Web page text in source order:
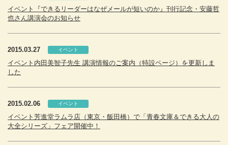
イベント『できるリーダーはなぜメールが短いのか』刊行記念・安藤哲
也さん講演会のお知らせ
2015.03.27 イベント
イベント内田美智子先生 講演情報のご案内（特設ページ）を更新しま
した
2015.02.06 イベント
イベント芳進堂ラムラ店（東京・飯田橋）で「青春文庫＆できる大人の
大全シリーズ」フェア開催中！